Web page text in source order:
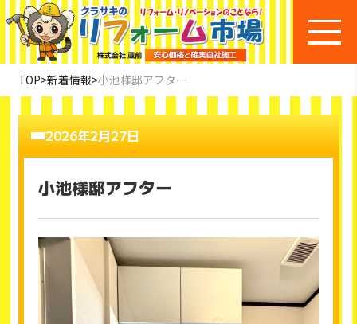
TOP>新着情報>小池様邸アフター
2026年2月27日
小池様邸アフター